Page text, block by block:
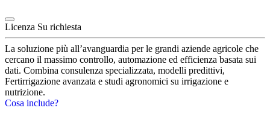
Licenza Su richiesta
La soluzione più all’avanguardia per le grandi aziende agricole che
cercano il massimo controllo, automazione ed efficienza basata sui
dati. Combina consulenza specializzata, modelli predittivi,
Fertirrigazione avanzata e studi agronomici su irrigazione e
nutrizione.
Cosa include?